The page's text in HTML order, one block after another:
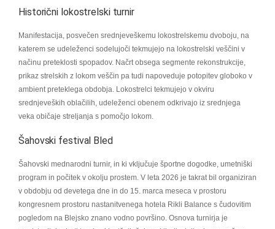
Historični lokostrelski turnir
Manifestacija, posvečen srednjeveškemu lokostrelskemu dvoboju, na
katerem se udeleženci sodelujoči tekmujejo na lokostrelski veščini v
načinu preteklosti spopadov. Načrt obsega segmente rekonstrukcije,
prikaz strelskih z lokom veščin pa tudi napoveduje potopitev globoko v
ambient preteklega obdobja. Lokostrelci tekmujejo v okviru
srednjeveških oblačilih, udeleženci obenem odkrivajo iz srednjega
veka običaje streljanja s pomočjo lokom.
Šahovski festival Bled
Šahovski mednarodni turnir, in ki vključuje športne dogodke, umetniški
program in počitek v okolju prostem. V leta 2026 je takrat bil organiziran
v obdobju od devetega dne in do 15. marca meseca v prostoru
kongresnem prostoru nastanitvenega hotela Rikli Balance s čudovitim
pogledom na Blejsko znano vodno površino. Osnova turnirja je